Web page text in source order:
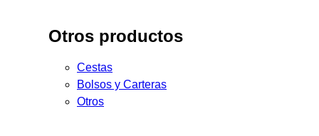
Otros productos
Cestas
Bolsos y Carteras
Otros